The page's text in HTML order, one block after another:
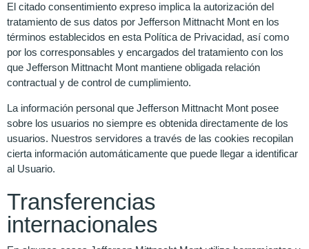
El citado consentimiento expreso implica la autorización del
tratamiento de sus datos por Jefferson Mittnacht Mont en los
términos establecidos en esta Política de Privacidad, así como
por los corresponsables y encargados del tratamiento con los
que Jefferson Mittnacht Mont mantiene obligada relación
contractual y de control de cumplimiento.
La información personal que Jefferson Mittnacht Mont posee
sobre los usuarios no siempre es obtenida directamente de los
usuarios. Nuestros servidores a través de las cookies recopilan
cierta información automáticamente que puede llegar a identificar
al Usuario.
Transferencias
internacionales